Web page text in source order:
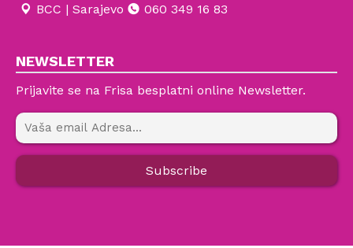
BCC | Sarajevo
060 349 16 83
NEWSLETTER
Prijavite se na Frisa besplatni online Newsletter.